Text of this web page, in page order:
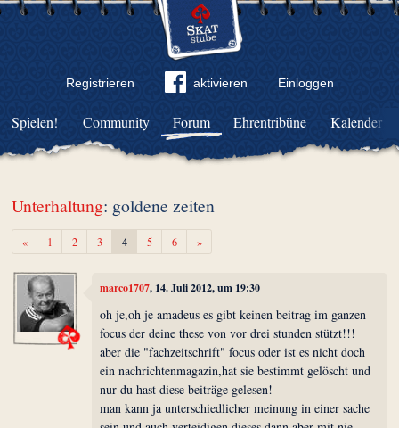
Registrieren aktivieren Einloggen
Community Forum Ehrentribüne Kalender
Spielen!
Unterhaltung: goldene zeiten
«Zurück1 2 3 4 5 6 »Weiter
marco1707, 14. Juli 2012, um 19:30
oh je,oh je amadeus es gibt keinen beitrag im ganzen
focus der deine these von vor drei stunden stützt!!!
aber die "fachzeitschrift" focus oder ist es nicht doch
ein nachrichtenmagazin,hat sie bestimmt gelöscht und
nur du hast diese beiträge gelesen!
man kann ja unterschiedlicher meinung in einer sache